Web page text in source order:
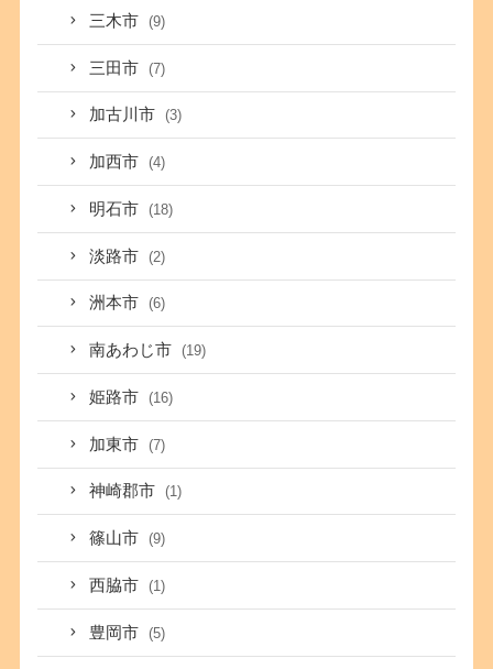
三木市 (9)
三田市 (7)
加古川市 (3)
加西市 (4)
明石市 (18)
淡路市 (2)
洲本市 (6)
南あわじ市 (19)
姫路市 (16)
加東市 (7)
神崎郡市 (1)
篠山市 (9)
西脇市 (1)
豊岡市 (5)